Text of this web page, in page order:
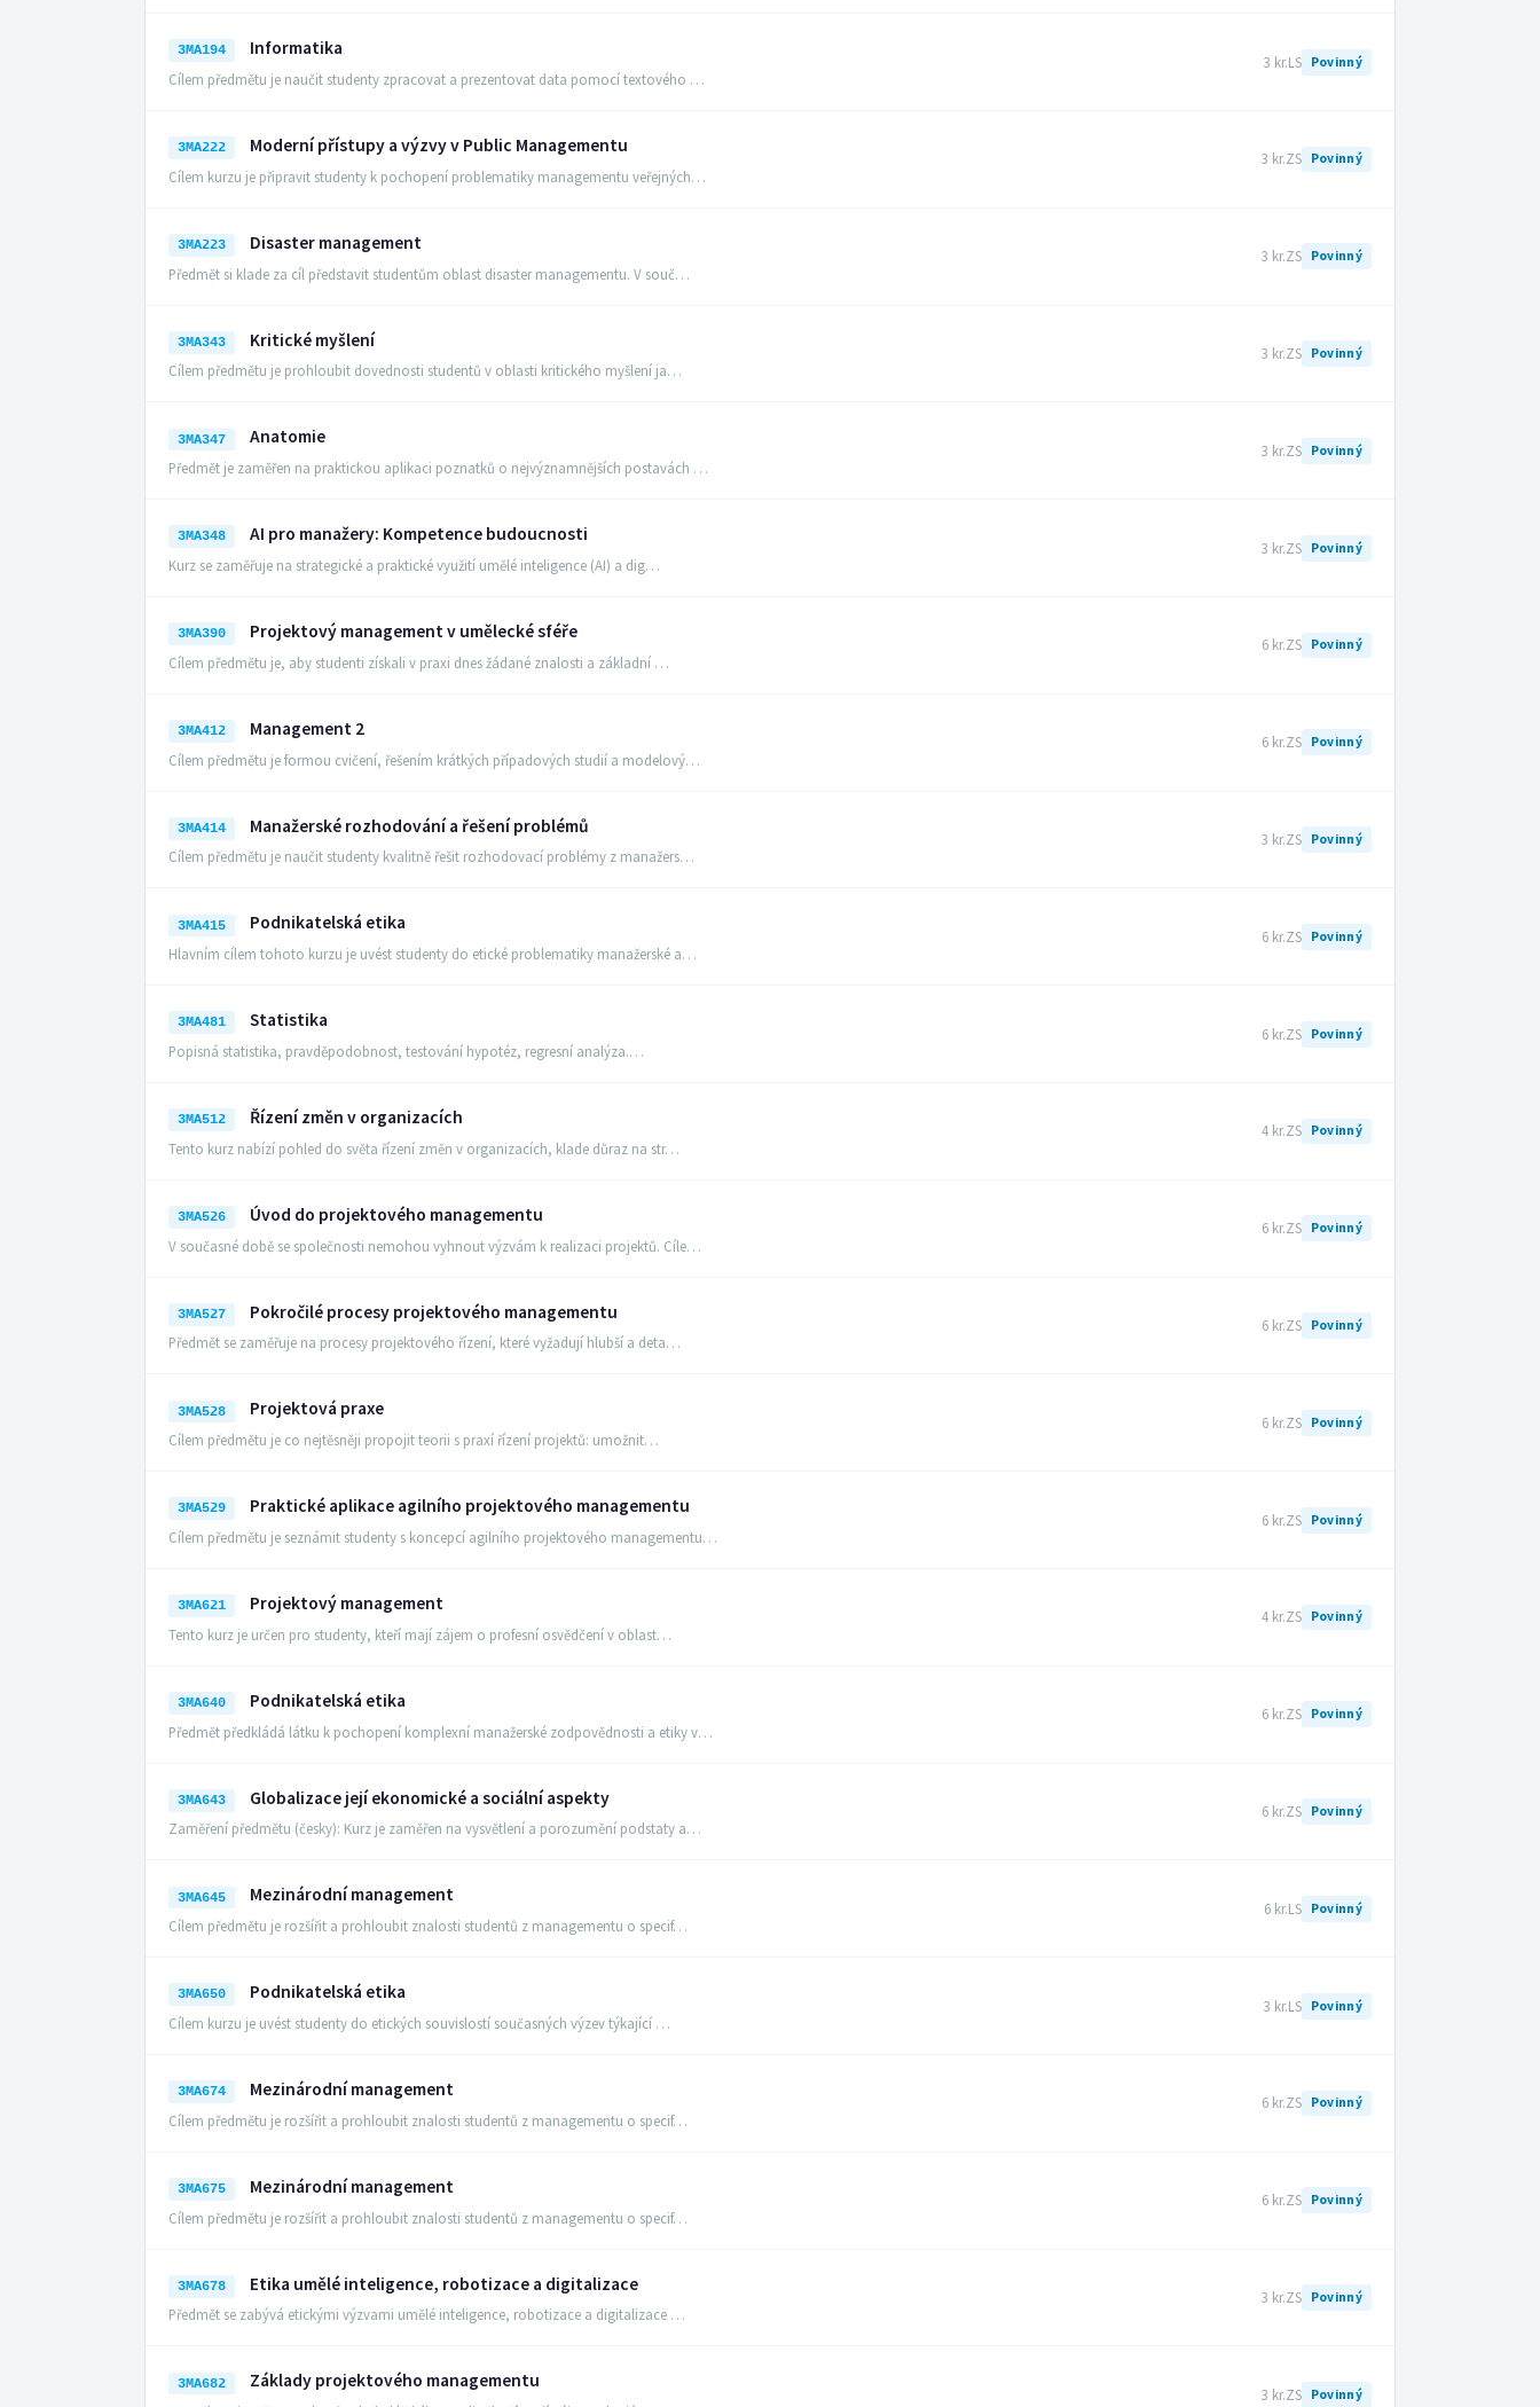
3MA194 Informatika
Cílem předmětu je naučit studenty zpracovat a prezentovat data pomocí textového …
3 kr.LS Povinný
3MA222 Moderní přístupy a výzvy v Public Managementu
Cílem kurzu je připravit studenty k pochopení problematiky managementu veřejných…
3 kr.ZS Povinný
3MA223 Disaster management
Předmět si klade za cíl představit studentům oblast disaster managementu. V souč…
3 kr.ZS Povinný
3MA343 Kritické myšlení
Cílem předmětu je prohloubit dovednosti studentů v oblasti kritického myšlení ja…
3 kr.ZS Povinný
3MA347 Anatomie
Předmět je zaměřen na praktickou aplikaci poznatků o nejvýznamnějších postavách …
3 kr.ZS Povinný
3MA348 AI pro manažery: Kompetence budoucnosti
Kurz se zaměřuje na strategické a praktické využití umělé inteligence (AI) a dig…
3 kr.ZS Povinný
3MA390 Projektový management v umělecké sféře
Cílem předmětu je, aby studenti získali v praxi dnes žádané znalosti a základní …
6 kr.ZS Povinný
3MA412 Management 2
Cílem předmětu je formou cvičení, řešením krátkých případových studií a modelový…
6 kr.ZS Povinný
3MA414 Manažerské rozhodování a řešení problémů
Cílem předmětu je naučit studenty kvalitně řešit rozhodovací problémy z manažers…
3 kr.ZS Povinný
3MA415 Podnikatelská etika
Hlavním cílem tohoto kurzu je uvést studenty do etické problematiky manažerské a…
6 kr.ZS Povinný
3MA481 Statistika
Popisná statistika, pravděpodobnost, testování hypotéz, regresní analýza.…
6 kr.ZS Povinný
3MA512 Řízení změn v organizacích
Tento kurz nabízí pohled do světa řízení změn v organizacích, klade důraz na str…
4 kr.ZS Povinný
3MA526 Úvod do projektového managementu
V současné době se společnosti nemohou vyhnout výzvám k realizaci projektů. Cíle…
6 kr.ZS Povinný
3MA527 Pokročilé procesy projektového managementu
Předmět se zaměřuje na procesy projektového řízení, které vyžadují hlubší a deta…
6 kr.ZS Povinný
3MA528 Projektová praxe
Cílem předmětu je co nejtěsněji propojit teorii s praxí řízení projektů: umožnit…
6 kr.ZS Povinný
3MA529 Praktické aplikace agilního projektového managementu
Cílem předmětu je seznámit studenty s koncepcí agilního projektového managementu…
6 kr.ZS Povinný
3MA621 Projektový management
Tento kurz je určen pro studenty, kteří mají zájem o profesní osvědčení v oblast…
4 kr.ZS Povinný
3MA640 Podnikatelská etika
Předmět předkládá látku k pochopení komplexní manažerské zodpovědnosti a etiky v…
6 kr.ZS Povinný
3MA643 Globalizace její ekonomické a sociální aspekty
Zaměření předmětu (česky): Kurz je zaměřen na vysvětlení a porozumění podstaty a…
6 kr.ZS Povinný
3MA645 Mezinárodní management
Cílem předmětu je rozšířit a prohloubit znalosti studentů z managementu o specif…
6 kr.LS Povinný
3MA650 Podnikatelská etika
Cílem kurzu je uvést studenty do etických souvislostí současných výzev týkající …
3 kr.LS Povinný
3MA674 Mezinárodní management
Cílem předmětu je rozšířit a prohloubit znalosti studentů z managementu o specif…
6 kr.ZS Povinný
3MA675 Mezinárodní management
Cílem předmětu je rozšířit a prohloubit znalosti studentů z managementu o specif…
6 kr.ZS Povinný
3MA678 Etika umělé inteligence, robotizace a digitalizace
Předmět se zabývá etickými výzvami umělé inteligence, robotizace a digitalizace …
3 kr.ZS Povinný
3MA682 Základy projektového managementu
3 kr.ZS Povinný